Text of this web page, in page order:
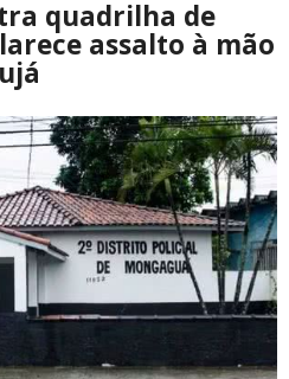
quadrilha de
assalto à mão